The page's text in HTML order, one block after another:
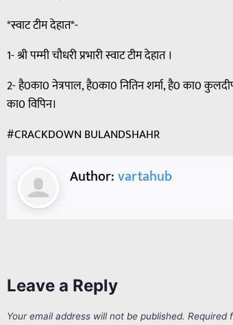
*स्वाट टीम देहात*-
1- श्री पम्मी चौधरी प्रभारी स्वाट टीम देहात ।
2- है0का0 नेत्रपाल, है0का0 नितिन शर्मा, है0 का0
का0 विपिन।
#CRACKDOWN BULANDSHAHR
Author:vartahub
Leave a Reply
Your email address will not be published. Required